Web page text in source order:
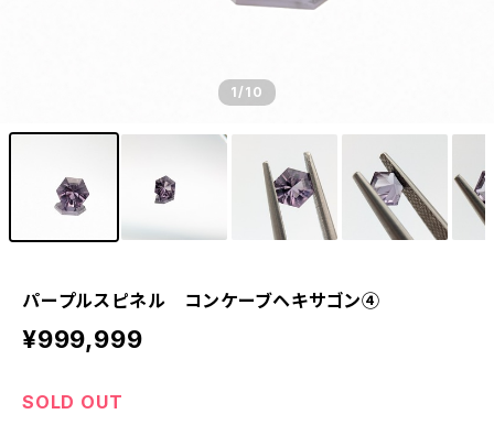
1/10
パープルスピネル コンケーブヘキサゴン④
¥999,999
SOLD OUT